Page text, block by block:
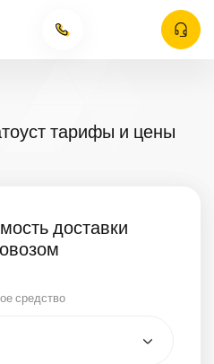
тарифы и цены
доставки
средство